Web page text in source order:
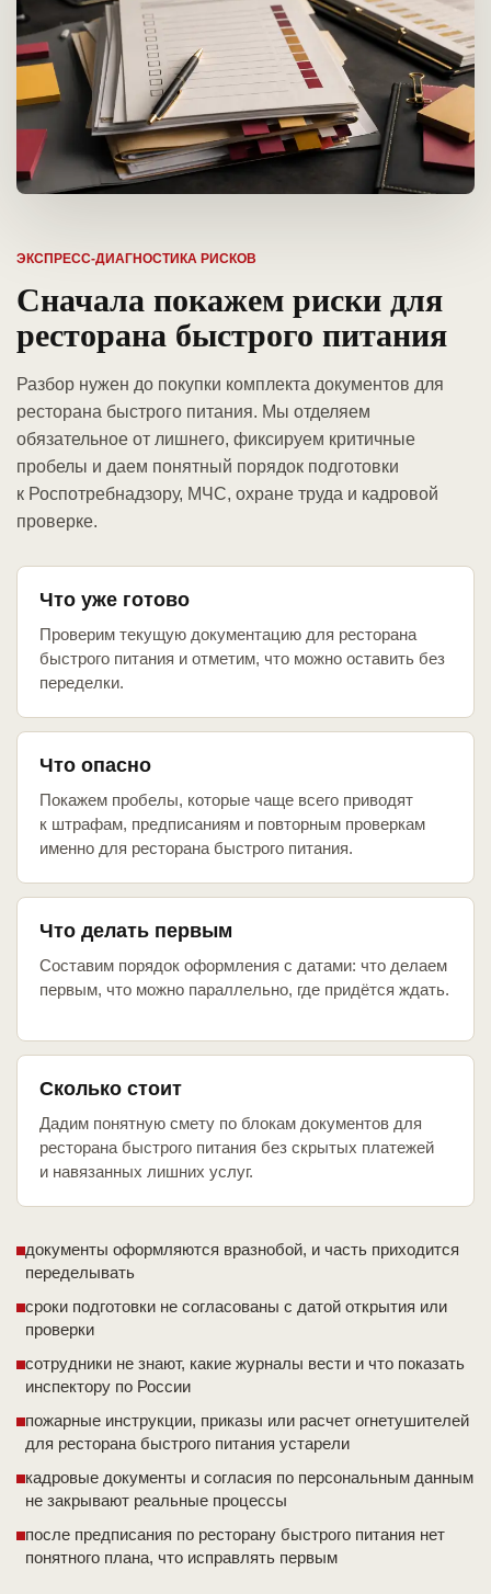
ЭКСПРЕСС-ДИАГНОСТИКА РИСКОВ
Сначала покажем риски для
ресторана быстрого питания
Разбор нужен до покупки комплекта документов для
ресторана быстрого питания. Мы отделяем
обязательное от лишнего, фиксируем критичные
пробелы и даем понятный порядок подготовки
к Роспотребнадзору, МЧС, охране труда и кадровой
проверке.
Что уже готово
Проверим текущую документацию для ресторана
быстрого питания и отметим, что можно оставить без
переделки.
Что опасно
Покажем пробелы, которые чаще всего приводят
к штрафам, предписаниям и повторным проверкам
именно для ресторана быстрого питания.
Что делать первым
Составим порядок оформления с датами: что делаем
первым, что можно параллельно, где придётся ждать.
Сколько стоит
Дадим понятную смету по блокам документов для
ресторана быстрого питания без скрытых платежей
и навязанных лишних услуг.
документы оформляются вразнобой, и часть приходится
переделывать
сроки подготовки не согласованы с датой открытия или
проверки
сотрудники не знают, какие журналы вести и что показать
инспектору по России
пожарные инструкции, приказы или расчет огнетушителей
для ресторана быстрого питания устарели
кадровые документы и согласия по персональным данным
не закрывают реальные процессы
после предписания по ресторану быстрого питания нет
понятного плана, что исправлять первым